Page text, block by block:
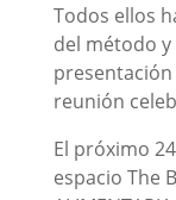
Todos ellos
del método
reunión
El próximo
espacio The